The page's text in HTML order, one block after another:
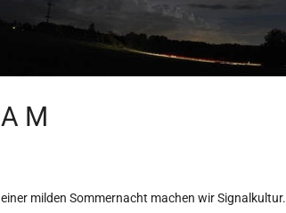
M
milden Sommernacht machen wir Signalkultur.